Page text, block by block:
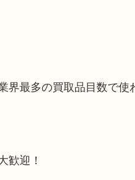
最多の買取品目数で使
歓迎！